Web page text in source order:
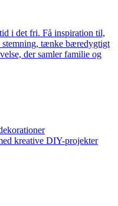
i det fri. Få inspiration til,
stemning, tænke bæredygtigt
der samler familie og
kreative DIY-projekter